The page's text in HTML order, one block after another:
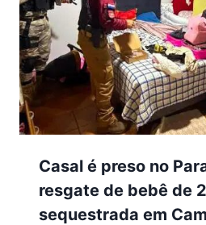
Casal é preso no
resgate de bebê de
sequestrada em